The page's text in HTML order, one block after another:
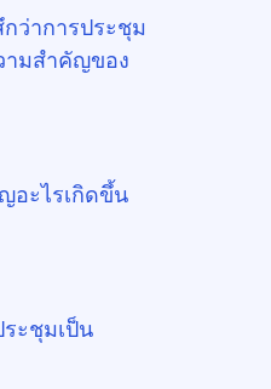
ว่าการประชุม
ามสำคัญของ
อะไรเกิดขึ้น
ะชุมเป็น